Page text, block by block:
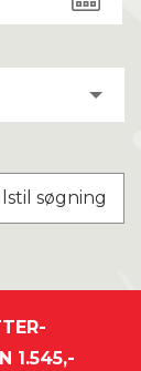
søgning
1.545,-